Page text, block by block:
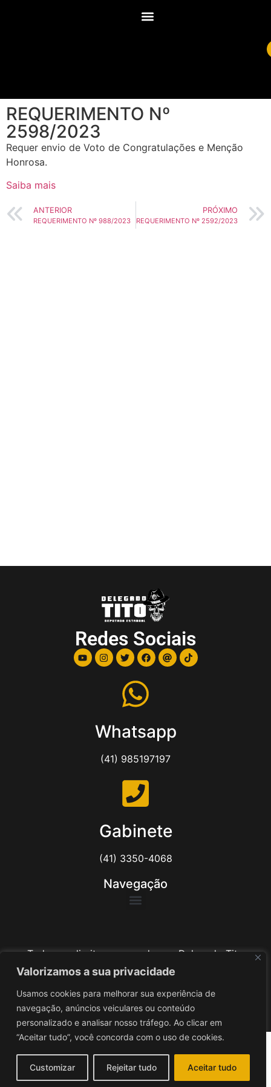
Valorizamos a sua privacidade
Usamos cookies para melhorar sua experiência de
navegação, anúncios veiculares ou conteúdo
personalizado e analisar nosso tráfego. Ao clicar em
“Aceitar tudo”, você concorda com o uso de cookies.
Customizar Rejeitar tudo Aceitar tudo
REQUERIMENTO Nº
2598/2023
Requer envio de Voto de Congratulações e Menção
Honrosa.
Saiba mais
ANTERIOR
REQUERIMENTO Nº 988/2023
PRÓXIMO
REQUERIMENTO Nº 2592/2023
Redes Sociais
Whatsapp
(41) 985197197
Gabinete
(41) 3350-4068
Navegação
Todos os direitos reservados ao Delegado Tito
Barichello
Desenvolvido poriv3